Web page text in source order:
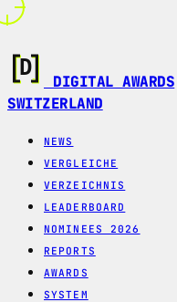
DIGITAL AWARDS
SWITZERLAND
NEWS
VERGLEICHE
VERZEICHNIS
LEADERBOARD
NOMINEES 2026
REPORTS
AWARDS
SYSTEM